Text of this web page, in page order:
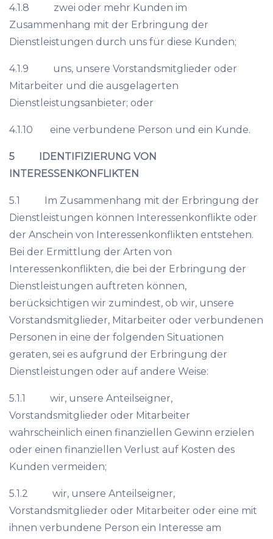
4.1.8 zwei oder mehr Kunden im
Zusammenhang mit der Erbringung der
Dienstleistungen durch uns für diese Kunden;
4.1.9 uns, unsere Vorstandsmitglieder oder
Mitarbeiter und die ausgelagerten
Dienstleistungsanbieter; oder
4.1.10 eine verbundene Person und ein Kunde.
5 IDENTIFIZIERUNG VON
INTERESSENKONFLIKTEN
5.1 Im Zusammenhang mit der Erbringung der
Dienstleistungen können Interessenkonflikte oder
der Anschein von Interessenkonflikten entstehen.
Bei der Ermittlung der Arten von
Interessenkonflikten, die bei der Erbringung der
Dienstleistungen auftreten können,
berücksichtigen wir zumindest, ob wir, unsere
Vorstandsmitglieder, Mitarbeiter oder verbundenen
Personen in eine der folgenden Situationen
geraten, sei es aufgrund der Erbringung der
Dienstleistungen oder auf andere Weise:
5.1.1 wir, unsere Anteilseigner,
Vorstandsmitglieder oder Mitarbeiter
wahrscheinlich einen finanziellen Gewinn erzielen
oder einen finanziellen Verlust auf Kosten des
Kunden vermeiden;
5.1.2 wir, unsere Anteilseigner,
Vorstandsmitglieder oder Mitarbeiter oder eine mit
ihnen verbundene Person ein Interesse am